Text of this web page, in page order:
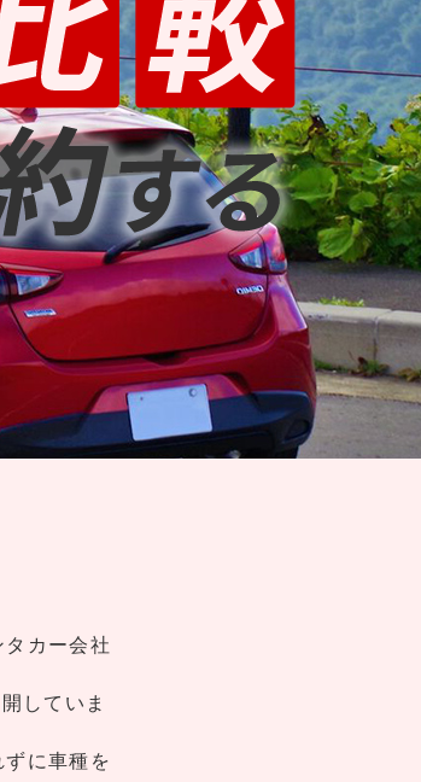
カー会社
していま
に車種を